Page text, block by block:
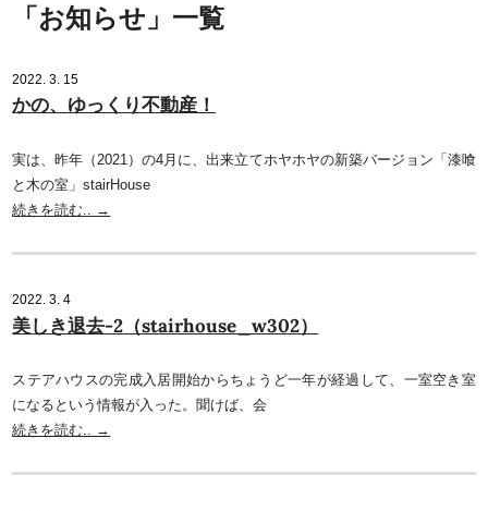
「お知らせ」一覧
2022. 3. 15
かの、ゆっくり不動産！
実は、昨年（2021）の4月に、出来立てホヤホヤの新築バージョン「漆喰
と木の室」stairHouse
続きを読む.. →
2022. 3. 4
美しき退去-2（stairhouse_w302）
ステアハウスの完成入居開始からちょうど一年が経過して、一室空き室
になるという情報が入った。聞けば、会
続きを読む.. →